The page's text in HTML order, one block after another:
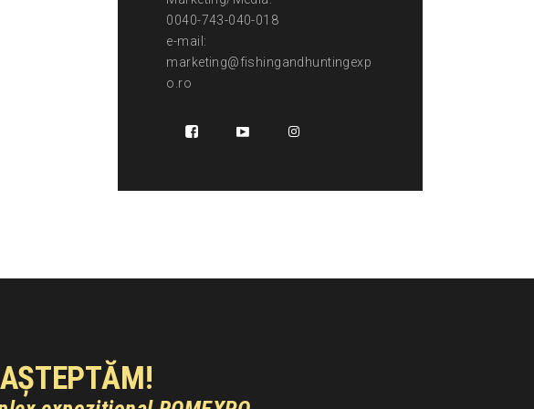
0040-743-040-018
e-mail:
marketing@fishingandhuntingexp
o.ro